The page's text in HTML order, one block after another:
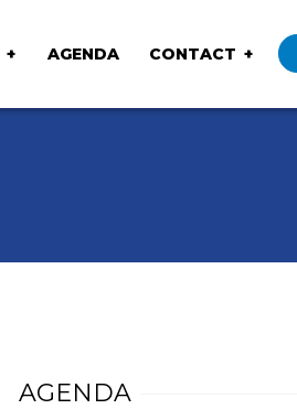
AGENDA CONTACT
AGENDA